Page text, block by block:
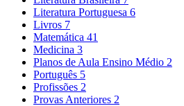
Literatura Portuguesa 6
Livros 7
Matemática 41
Medicina 3
Planos de Aula Ensino Médio 2
Português 5
Profissões 2
Provas Anteriores 2